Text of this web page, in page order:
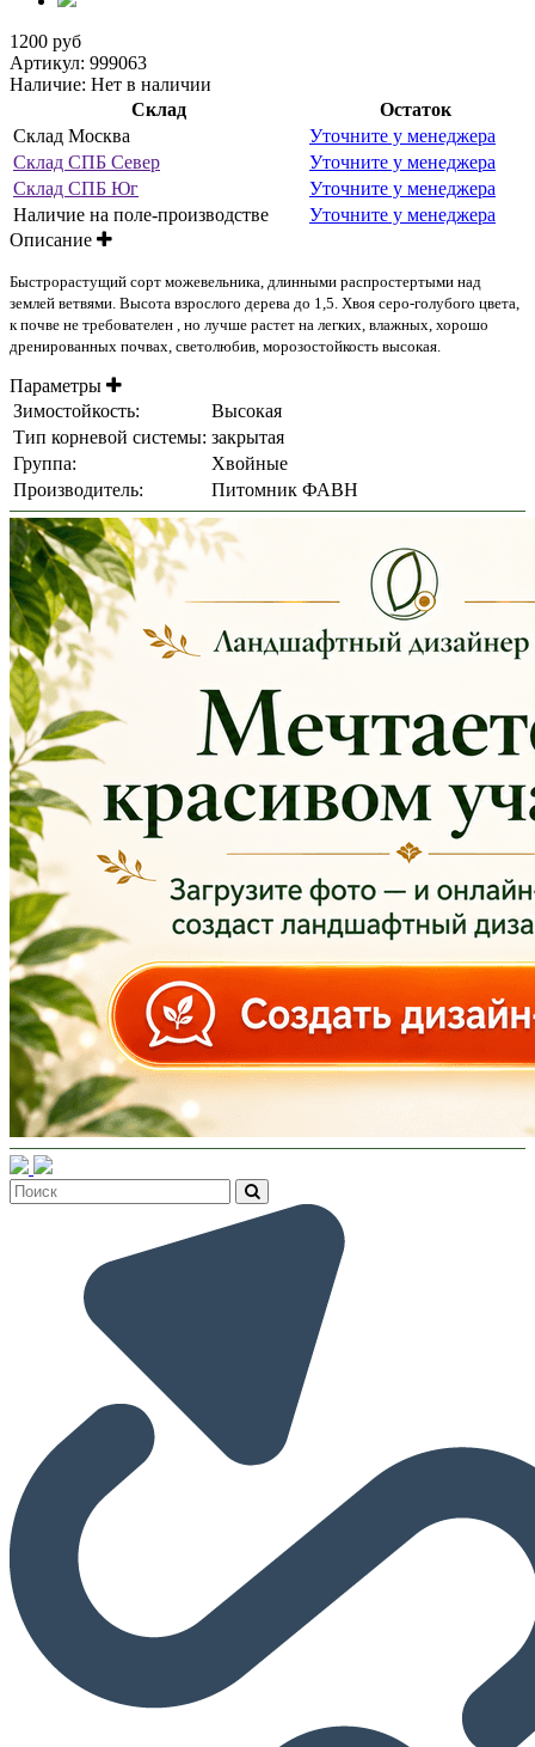
1200 руб
Артикул: 999063
Наличие: Нет в наличии
Склад
Остаток
Склад Москва
Уточните у менеджера
Склад СПБ Север
Уточните у менеджера
Склад СПБ Юг
Уточните у менеджера
Наличие на поле-производстве
Уточните у менеджера
Описание
Быстрорастущий сорт можевельника, длинными распростертыми над
землей ветвями. Высота взрослого дерева до 1,5. Хвоя серо-голубого цвета,
к почве не требователен , но лучше растет на легких, влажных, хорошо
дренированных почвах, светолюбив, морозостойкость высокая.
Параметры
Зимостойкость:
Высокая
Тип корневой системы: закрытая
Группа:
Хвойные
Производитель:
Питомник ФАВН